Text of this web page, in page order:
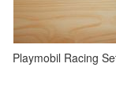
Playmobil Racing